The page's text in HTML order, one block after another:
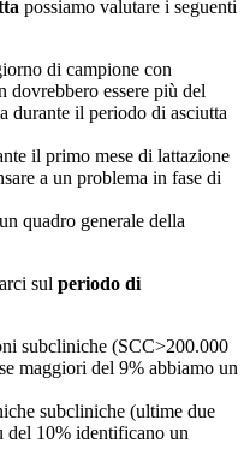
possiamo valutare i seguenti
di campione con
essere più del
durante il periodo di asciutta
il primo mese di lattazione
a un problema in fase di
quadro generale della
sul periodo di
subcliniche (SCC>200.000
maggiori del 9% abbiamo un
subcliniche (ultime due
del 10% identificano un